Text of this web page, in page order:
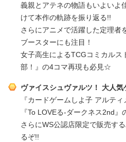
義親とアテネの物語もいよいよ
けて本作の軌跡を振り返る!!
さらにアニメで活躍した定理者
ブースターにも注目！
女子高生によるTCGコミカルス
部！』の4コマ再現も必見☆
ヴァイスシュヴァルツ！ 大人
『カードゲームしよ子 アルティ
『To LOVEる‐ダークネス2nd
さらにWS公認店限定で販売す
るぞ!!